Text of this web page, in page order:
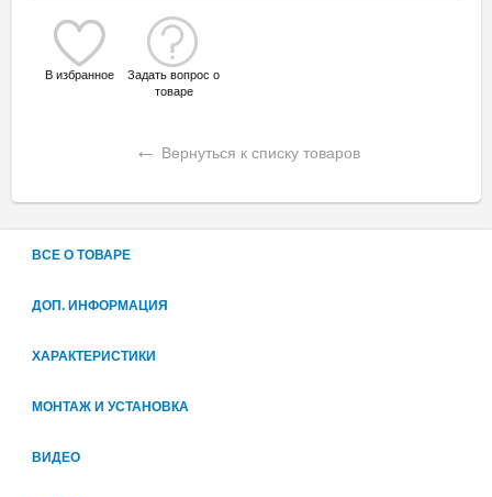
В избранное
Задать вопрос о
товаре
← Вернуться к списку товаров
ВСЕ О ТОВАРЕ
ДОП. ИНФОРМАЦИЯ
ХАРАКТЕРИСТИКИ
МОНТАЖ И УСТАНОВКА
ВИДЕО